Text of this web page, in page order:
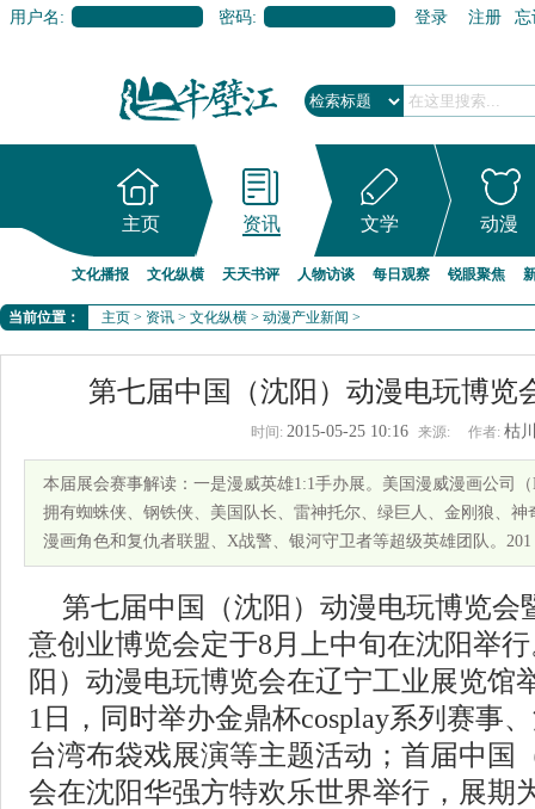
用户名: 密码: 登录 注册 忘
主页 资讯 文学 动漫
文化播报 文化纵横 天天书评 人物访谈 每日观察 锐眼聚焦
当前位置： 主页 > 资讯 > 文化纵横 > 动漫产业新闻 >
第七届中国（沈阳）动漫电玩博览
时间: 2015-05-25 10:16 来源: 作者: 枯
本届展会赛事解读：一是漫威英雄1:1手办展。美国漫威漫画公司
拥有蜘蛛侠、钢铁侠、美国队长、雷神托尔、绿巨人、金刚狼、
漫画角色和复仇者联盟、X战警、银河守卫者等超级英雄团队。201
第七届中国（沈阳）动漫电玩博览会
意创业博览会定于8月上中旬在沈阳举
阳）动漫电玩博览会在辽宁工业展览馆
1日，同时举办金鼎杯cosplay系列赛事
台湾布袋戏展演等主题活动；首届中国
会在沈阳华强方特欢乐世界举行，展期